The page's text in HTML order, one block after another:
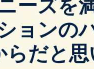
ーズを
ョンの
らだと思